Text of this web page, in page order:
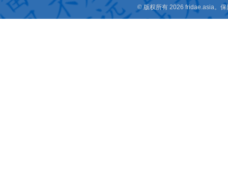
© 版权所有 2026 fridae.asia。